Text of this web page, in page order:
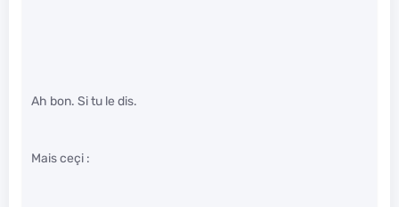
Ah bon. Si tu le dis.
Mais ceçi :